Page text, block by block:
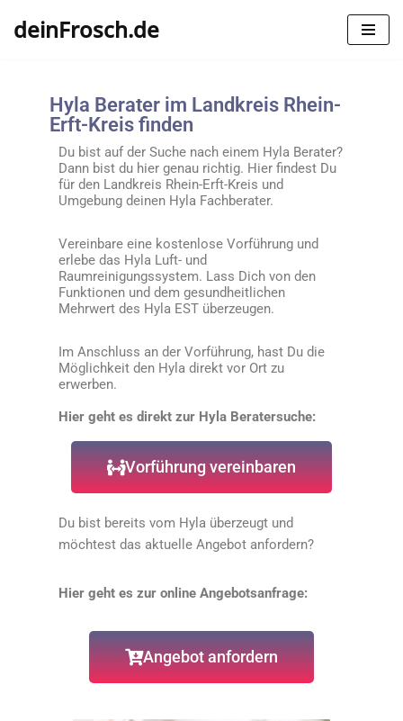
deinFrosch.de
Hyla Berater im Landkreis Rhein-
Erft-Kreis finden
Du bist auf der Suche nach einem Hyla Berater?
Dann bist du hier genau richtig. Hier findest Du
für den Landkreis Rhein-Erft-Kreis und
Umgebung deinen Hyla Fachberater.
Vereinbare eine kostenlose Vorführung und
erlebe das Hyla Luft- und
Raumreinigungssystem. Lass Dich von den
Funktionen und dem gesundheitlichen
Mehrwert des Hyla EST überzeugen.
Im Anschluss an der Vorführung, hast Du die
Möglichkeit den Hyla direkt vor Ort zu
erwerben.
Hier geht es direkt zur Hyla Beratersuche:
Vorführung vereinbaren
Du bist bereits vom Hyla überzeugt und
möchtest das aktuelle Angebot anfordern?
Hier geht es zur online Angebotsanfrage:
Angebot anfordern